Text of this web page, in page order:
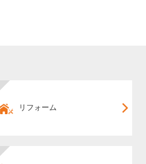
リフォーム